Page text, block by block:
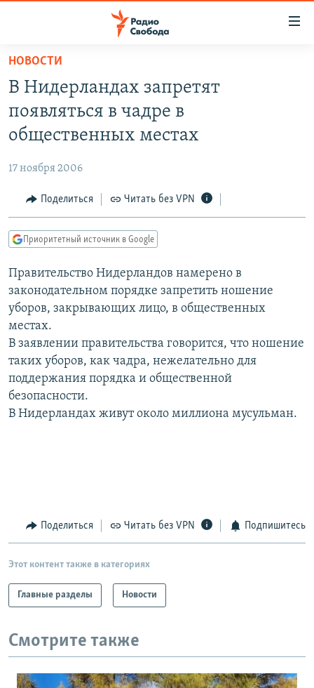
упрощенного
доступа
основному
Вернутся
Вернутся
поиску
ПОДКАСТЫ
АВТОРСКИЕ ПРОЕКТЫ
МНЕНИЯ
КУЛЬТУРА
КАВКАЗ.РЕАЛИИ
СЕВЕР.РЕАЛИИ
СИБИРЬ.РЕАЛИИ
РАСПИСАНИЕ ВЕЩАНИЯ
ПОДПИШИТЕСЬ НА РАССЫЛКУ
СОЦИАЛЬНЫЕ СЕТИ
НОВОСТИ
В Нидерландах запретят
появляться в чадре в
общественных местах
17 ноября 2006
Поделиться Читать без VPN
Приоритетный источник в Google
Правительство Нидерландов намерено в
законодательном порядке запретить ношение
уборов, закрывающих лицо, в общественных
местах.
В заявлении правительства говорится, что ношение
таких уборов, как чадра, нежелательно для
поддержания порядка и общественной
безопасности.
В Нидерландах живут около миллиона мусульман.
Поделиться Читать без VPN Подпишитесь
Этот контент также в категориях
Главные разделы Новости
Смотрите также